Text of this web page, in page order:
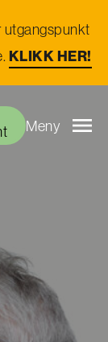
utgangspunkt
KLIKK HER!
Meny